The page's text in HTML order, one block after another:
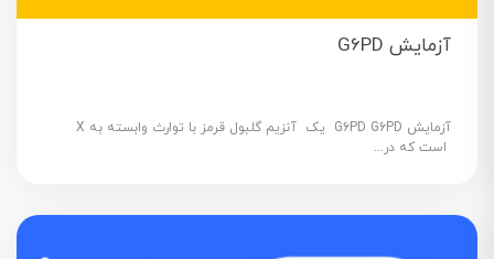
آزمایش G6PD
آزمایش G6PD G6PD یک آنزیم گلبول قرمز با توارث وابسته به X
است که در...